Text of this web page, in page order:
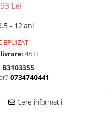
Lei
- 12 ani
EPUIZAT
48 H
B3103355
0734740441
Cere informatii